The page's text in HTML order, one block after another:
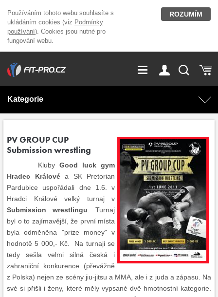
Používáním tohoto webu souhlasíte s
ukládáním cookies (viz Podmínky
používání). Cookies jsou nutné pro
fungování webu.
ROZUMÍM
GDPR
Kariéra Kontakt
Magazín
Přihlášení
Kategorie
Doplňky stravy Fitness vybavení
Posilovací stroje
Značky
PV GROUP CUP
Submission wrestling
Kluby Good luck gym
Hradec Královéa SK Pretorian
Pardubice uspořádali dne 1.6. v
Hradci Králové velký turnaj v
Submission wrestlingu . Turnaj
byl o to zajímavější, že první místa
byla odměněna "prize money" v
hodnotě 5 000,- Kč. Na turnaji se
tedy sešla velmi silná česká i
zahraniční konkurence (převážně
z Polska) nejen ze scény jiu-jitsu a MMA, ale i z juda a zápasu. Na
své si přišli i ženy, které měly vypsané dvě hmotnostní kategorie.